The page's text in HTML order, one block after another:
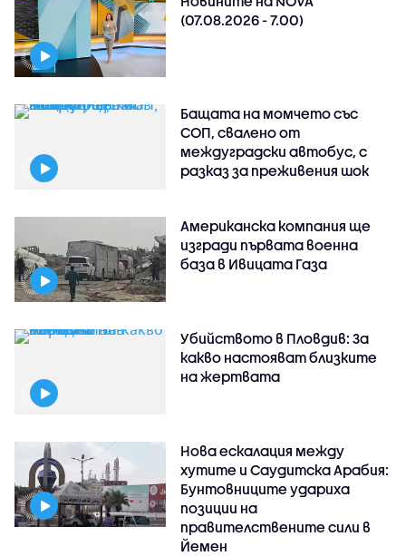
(07.08.2026 - 7.00)
Бащата на момчето със
СОП, свалено от
междуградски автобус, с
разказ за преживения шок
Американска компания ще
изгради първата военна
база в Ивицата Газа
Убийството в Пловдив: За
какво настояват близките
на жертвата
Нова ескалация между
хутите и Саудитска Арабия:
Бунтовниците удариха
позиции на
правителствените сили в
Йемен